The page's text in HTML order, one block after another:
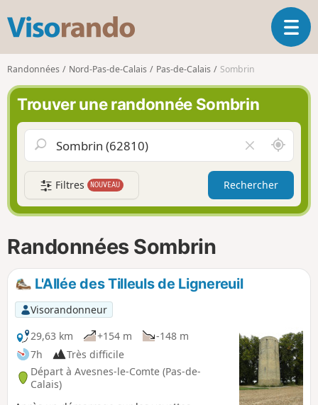
s
o
r
n
d
o
O
u
l
a
i
g
o
Randonnées Nord-Pas-de-Calais Pas-de-Calais Sombrin
Trouver une randonnée Sombrin
i
d
e
r
l
A
u
t
u
r
Filtres NOUVEAU Rechercher
Randonnées Sombrin
L'Allée des Tilleuls de Lignereuil
Visorandonneur
29,63 km
+154 m
-148 m
7h
Très difficile
Départ à Avesnes-le-Comte (Pas-de-
Calais)